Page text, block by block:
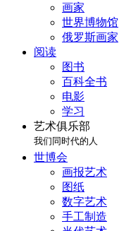
画家
世界博物馆
俄罗斯画家
阅读
图书
百科全书
电影
学习
艺术俱乐部
我们同时代的人
世博会
画报艺术
图纸
数字艺术
手工制造